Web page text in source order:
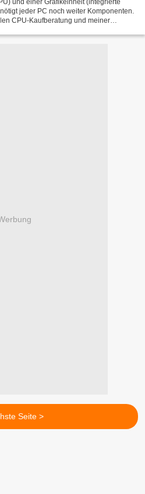
und einer Grafikeinheit (integrierte
jeder PC noch weiter Komponenten.
CPU-Kaufberatung und meiner
Seite >